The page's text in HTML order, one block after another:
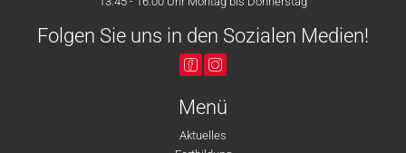
Folgen Sie uns in den Sozialen Medien!
Menü
Aktuelles